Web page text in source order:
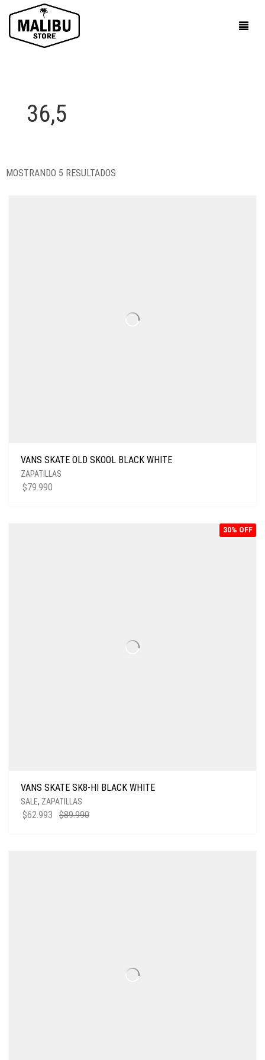
36,5
MOSTRANDO 5 RESULTADOS
VANS SKATE OLD SKOOL BLACK WHITE
ZAPATILLAS
$79.990
30% OFF
VANS SKATE SK8-HI BLACK WHITE
SALE, ZAPATILLAS
$89.990
$62.993